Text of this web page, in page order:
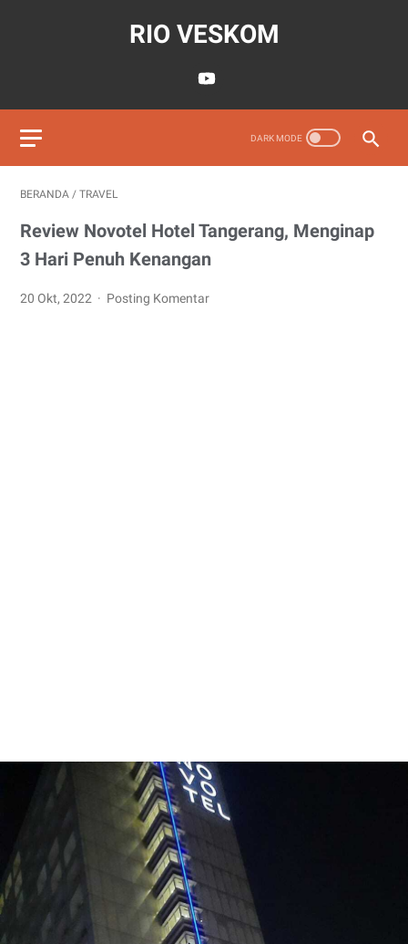
RIO VESKOM
BERANDA / TRAVEL
Review Novotel Hotel Tangerang, Menginap
3 Hari Penuh Kenangan
20 Okt, 2022 Posting Komentar